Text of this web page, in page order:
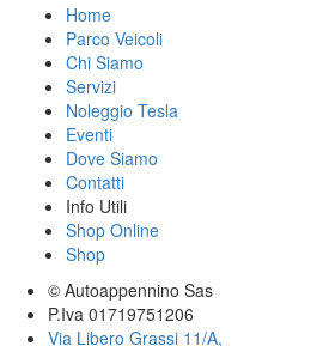
Home
Parco Veicoli
Chi Siamo
Servizi
Noleggio Tesla
Eventi
Dove Siamo
Contatti
Info Utili
Shop Online
Shop
© Autoappennino Sas
P.Iva 01719751206
Via Libero Grassi 11/A,